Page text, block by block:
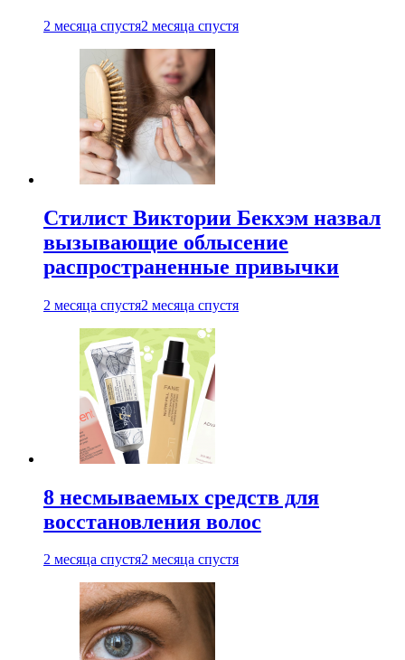
2 месяца спустя2 месяца спустя
Стилист Виктории Бекхэм назвал
вызывающие облысение
распространенные привычки
2 месяца спустя2 месяца спустя
8 несмываемых средств для
восстановления волос
2 месяца спустя2 месяца спустя